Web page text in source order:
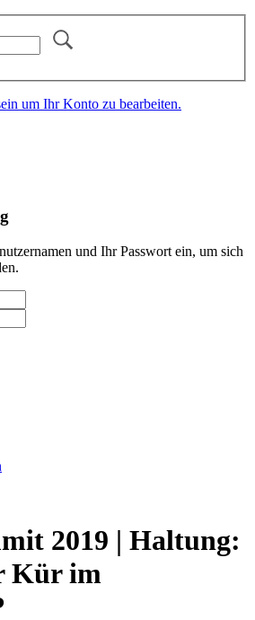
um Ihr Konto zu bearbeiten.
und Ihr Passwort ein, um sich
2019 | Haltung:
Kür im